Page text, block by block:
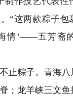
“这两款粽子包
情’——五芳斋
粽子。青海八
；龙羊峡三文